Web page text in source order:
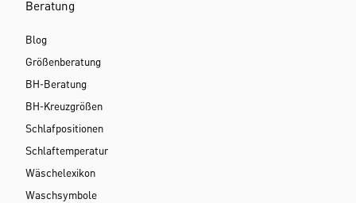
Beratung
Blog
Größenberatung
BH-Beratung
BH-Kreuzgrößen
Schlafpositionen
Schlaftemperatur
Wäschelexikon
Waschsymbole